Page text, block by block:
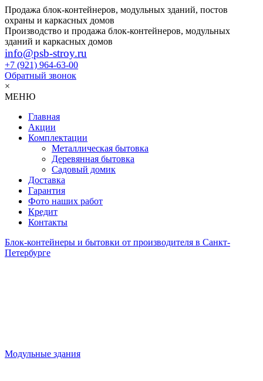
Продажа блок-контейнеров, модульных зданий, постов
охраны и каркасных домов
Производство и продажа блок-контейнеров, модульных
зданий и каркасных домов
info@psb-stroy.ru
+7 (921) 964-63-00
Обратный звонок
×
МЕНЮ
Главная
Акции
Комплектации
Металлическая бытовка
Деревянная бытовка
Садовый домик
Доставка
Гарантия
Фото наших работ
Кредит
Контакты
Блок-контейнеры и бытовки от производителя в Санкт-
Петербурге
Модульные здания